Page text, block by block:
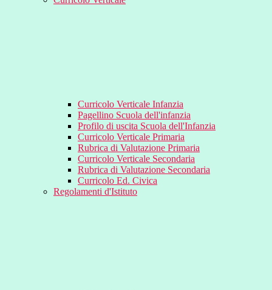
Curricolo Verticale Infanzia
Pagellino Scuola dell'infanzia
Profilo di uscita Scuola dell'Infanzia
Curricolo Verticale Primaria
Rubrica di Valutazione Primaria
Curricolo Verticale Secondaria
Rubrica di Valutazione Secondaria
Curricolo Ed. Civica
Regolamenti d'Istituto